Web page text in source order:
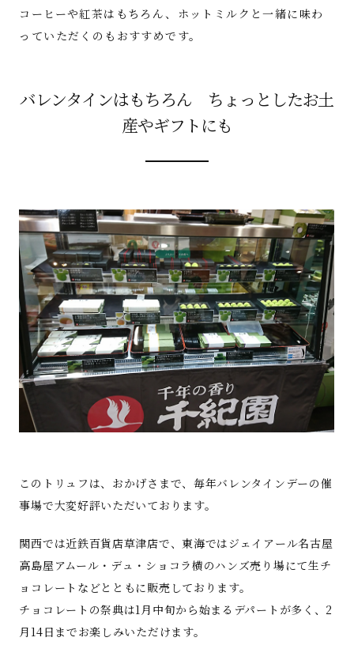
コーヒーや紅茶はもちろん、ホットミルクと一緒に味わ
っていただくのもおすすめです。
バレンタインはもちろん ちょっとしたお土
産やギフトにも
このトリュフは、おかげさまで、毎年バレンタインデーの催
事場で大変好評いただいております。
関西では近鉄百貨店草津店で、東海ではジェイアール名古屋
高島屋アムール・デュ・ショコラ横のハンズ売り場にて生チ
ョコレートなどとともに販売しております。
チョコレートの祭典は1月中旬から始まるデパートが多く、2
月14日までお楽しみいただけます。